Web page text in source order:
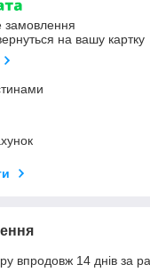
замовлення
на вашу картку
впродовж 14 днів за